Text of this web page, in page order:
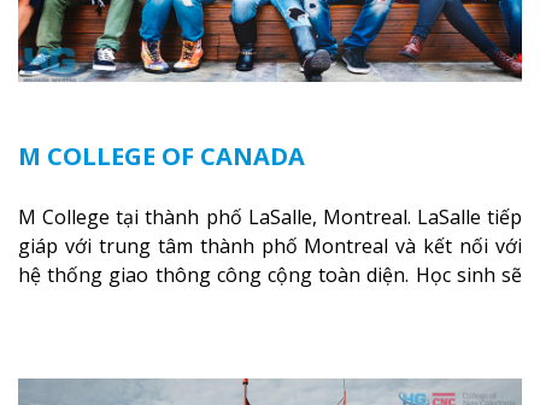
M COLLEGE OF CANADA
M College tại thành phố LaSalle, Montreal. LaSalle tiếp
giáp với trung tâm thành phố Montreal và kết nối với
hệ thống giao thông công cộng toàn diện. Học sinh sẽ
phòng sinh viên rộng rãi được trang bị các trạm sạc